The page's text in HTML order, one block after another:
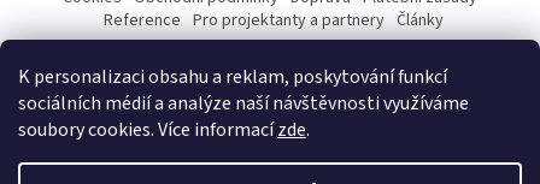
K personalizaci obsahu a reklam, poskytování funkcí
sociálních médií a analýze naší návštěvnosti využíváme
soubory cookies. Více informacízde.
Reference Pro projektanty a partnery Články